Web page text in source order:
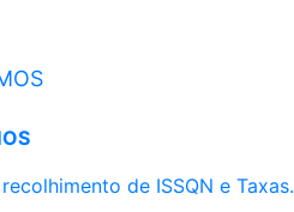
de ISSQN e Taxas.